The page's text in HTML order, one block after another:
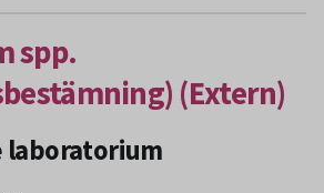
spp.
(Extern)
laboratorium